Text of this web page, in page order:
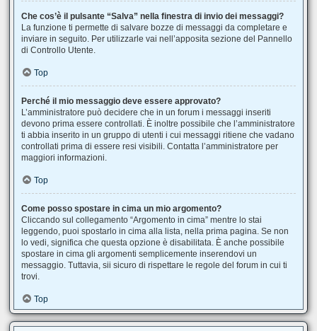
Che cos’è il pulsante “Salva” nella finestra di invio dei messaggi?
La funzione ti permette di salvare bozze di messaggi da completare e
inviare in seguito. Per utilizzarle vai nell’apposita sezione del Pannello
di Controllo Utente.
Top
Perché il mio messaggio deve essere approvato?
L’amministratore può decidere che in un forum i messaggi inseriti
devono prima essere controllati. È inoltre possibile che l’amministratore
ti abbia inserito in un gruppo di utenti i cui messaggi ritiene che vadano
controllati prima di essere resi visibili. Contatta l’amministratore per
maggiori informazioni.
Top
Come posso spostare in cima un mio argomento?
Cliccando sul collegamento “Argomento in cima” mentre lo stai
leggendo, puoi spostarlo in cima alla lista, nella prima pagina. Se non
lo vedi, significa che questa opzione è disabilitata. È anche possibile
spostare in cima gli argomenti semplicemente inserendovi un
messaggio. Tuttavia, sii sicuro di rispettare le regole del forum in cui ti
trovi.
Top